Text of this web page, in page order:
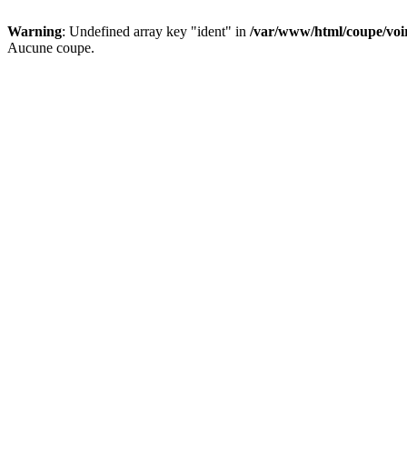
Warning: Undefined array key "ident" in /var/www/html/coupe/
Aucune coupe.